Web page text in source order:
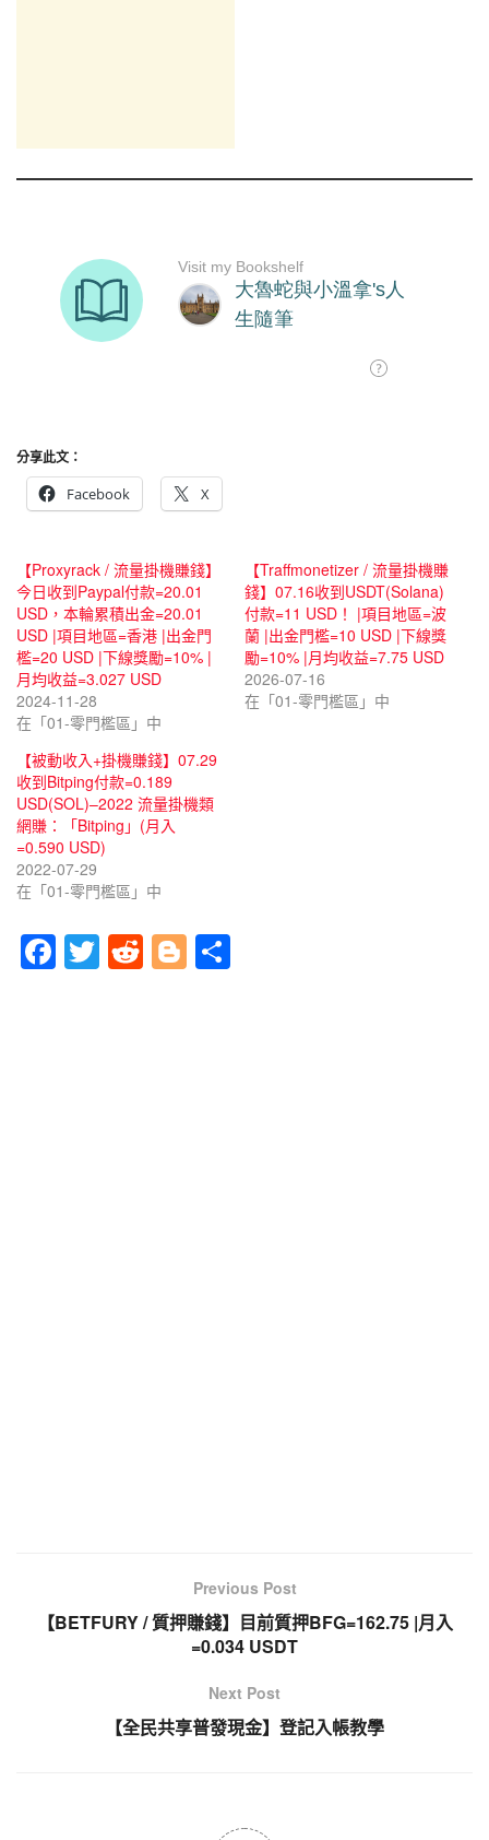
分享此文：
Facebook
X
【Proxyrack / 流量掛機賺錢】
今日收到Paypal付款=20.01
USD，本輪累積出金=20.01
USD |項目地區=香港 |出金門
檻=20 USD |下線獎勵=10% |
月均收益=3.027 USD
2024-11-28
在「01-零門檻區」中
【Traffmonetizer / 流量掛機賺
錢】07.16收到USDT(Solana)
付款=11 USD！ |項目地區=波
蘭 |出金門檻=10 USD |下線獎
勵=10% |月均收益=7.75 USD
2026-07-16
在「01-零門檻區」中
【被動收入+掛機賺錢】07.29
收到Bitping付款=0.189
USD(SOL)–2022 流量掛機類
網賺：「Bitping」(月入
=0.590 USD)
2022-07-29
在「01-零門檻區」中
F T R Bl
Previous Post
【BETFURY / 質押賺錢】目前質押BFG=162.75 |月入
=0.034 USDT
Next Post
【全民共享普發現金】登記入帳教學